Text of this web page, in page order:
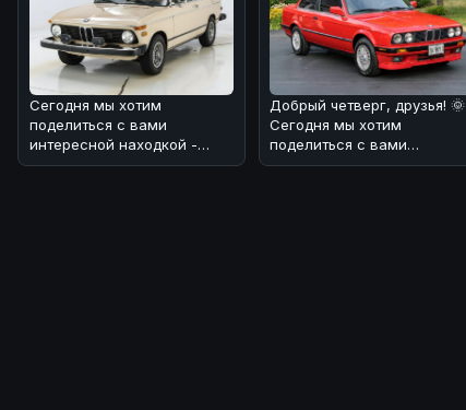
Сегодня мы хотим
поделиться с вами
интересной находкой -
BMW 2002 1974 года
Добрый четверг, друзья! 🌞
Сегодня мы хотим
поделиться с вами
интересной историей о